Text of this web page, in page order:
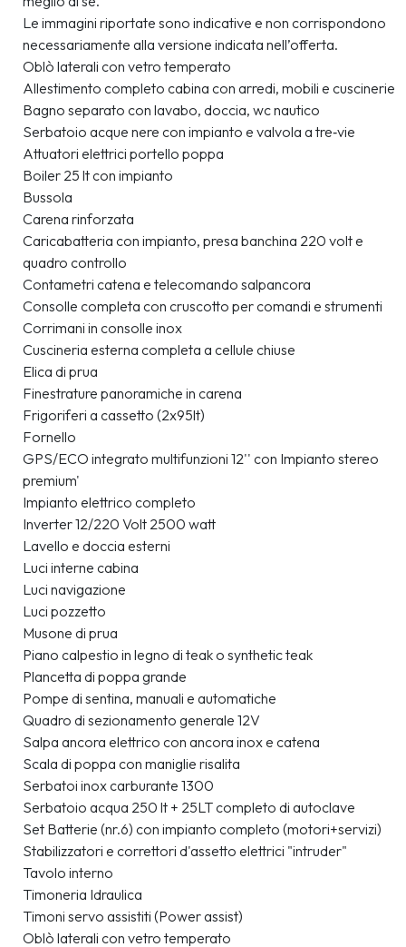
Le immagini riportate sono indicative e non corrispondono
necessariamente alla versione indicata nell’offerta.
Oblò laterali con vetro temperato
Allestimento completo cabina con arredi, mobili e cuscinerie
Bagno separato con lavabo, doccia, wc nautico
Serbatoio acque nere con impianto e valvola a tre‐vie
Attuatori elettrici portello poppa
Boiler 25 lt con impianto
Bussola
Carena rinforzata
Caricabatteria con impianto, presa banchina 220 volt e
quadro controllo
Contametri catena e telecomando salpancora
Consolle completa con cruscotto per comandi e strumenti
Corrimani in consolle inox
Cuscineria esterna completa a cellule chiuse
Elica di prua
Finestrature panoramiche in carena
Frigoriferi a cassetto (2x95lt)
Fornello
GPS/ECO integrato multifunzioni 12'' con Impianto stereo
premium'
Impianto elettrico completo
Inverter 12/220 Volt 2500 watt
Lavello e doccia esterni
Luci interne cabina
Luci navigazione
Luci pozzetto
Musone di prua
Piano calpestio in legno di teak o synthetic teak
Plancetta di poppa grande
Pompe di sentina, manuali e automatiche
Quadro di sezionamento generale 12V
Salpa ancora elettrico con ancora inox e catena
Scala di poppa con maniglie risalita
Serbatoi inox carburante 1300
Serbatoio acqua 250 lt + 25LT completo di autoclave
Set Batterie (nr.6) con impianto completo (motori+servizi)
Stabilizzatori e correttori d'assetto elettrici "intruder"
Tavolo interno
Timoneria Idraulica
Timoni servo assistiti (Power assist)
Oblò laterali con vetro temperato